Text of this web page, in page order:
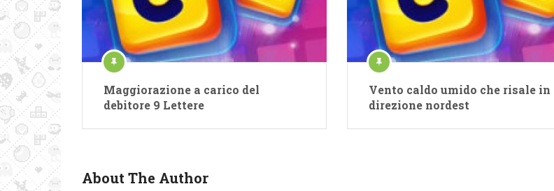
Maggiorazione a carico del
debitore 9 Lettere
Vento caldo umido che risale in
direzione nordest
About The Author